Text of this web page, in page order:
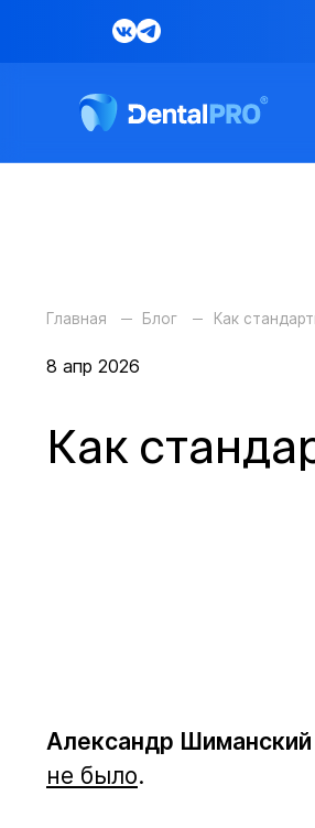
Главная Блог Как
8 апр 2026
Как
Александр Шиманский
не было.